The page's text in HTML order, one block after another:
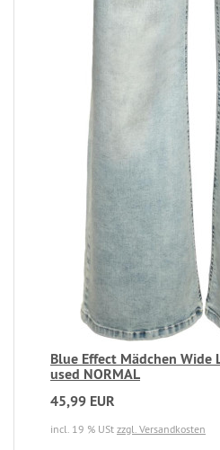
Blue Effect Mädchen Wide
used NORMAL
45,99 EUR
incl. 19 % USt zzgl. Versandkosten